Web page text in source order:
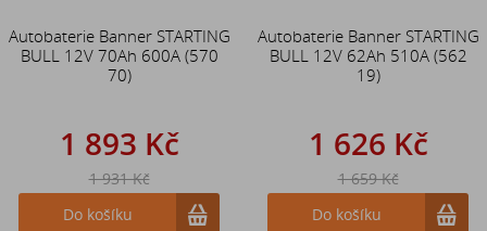
Autobaterie Banner STARTING
BULL 12V 70Ah 600A (570
70)
1 893 Kč
1 931 Kč
Do košíku
Autobaterie Banner STARTING
BULL 12V 62Ah 510A (562
19)
1 626 Kč
1 659 Kč
Do košíku